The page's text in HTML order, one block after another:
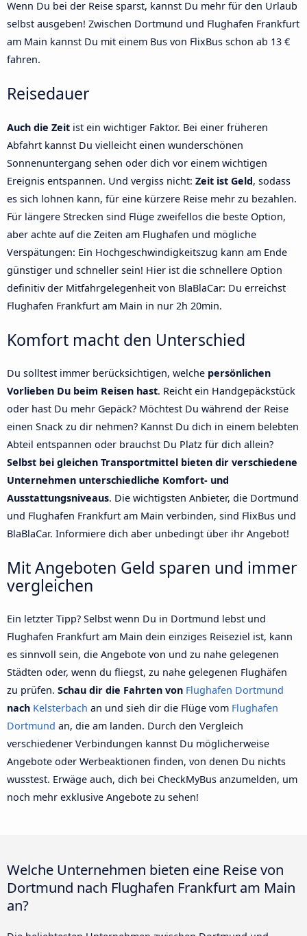
Wenn Du bei der Reise sparst, kannst Du mehr für den Urlaub
selbst ausgeben! Zwischen Dortmund und Flughafen Frankfurt
am Main kannst Du mit einem Bus von FlixBus schon ab 13 €
fahren.
Reisedauer
Auch die Zeit ist ein wichtiger Faktor. Bei einer früheren
Abfahrt kannst Du vielleicht einen wunderschönen
Sonnenuntergang sehen oder dich vor einem wichtigen
Ereignis entspannen. Und vergiss nicht: Zeit ist Geld, sodass
es sich lohnen kann, für eine kürzere Reise mehr zu bezahlen.
Für längere Strecken sind Flüge zweifellos die beste Option,
aber achte auf die Zeiten am Flughafen und mögliche
Verspätungen: Ein Hochgeschwindigkeitszug kann am Ende
günstiger und schneller sein! Hier ist die schnellere Option
definitiv der Mitfahrgelegenheit von BlaBlaCar: Du erreichst
Flughafen Frankfurt am Main in nur 2h 20min.
Komfort macht den Unterschied
Du solltest immer berücksichtigen, welche persönlichen
Vorlieben Du beim Reisen hast. Reicht ein Handgepäckstück
oder hast Du mehr Gepäck? Möchtest Du während der Reise
einen Snack zu dir nehmen? Kannst Du dich in einem belebten
Abteil entspannen oder brauchst Du Platz für dich allein?
Selbst bei gleichen Transportmittel bieten dir verschiedene
Unternehmen unterschiedliche Komfort- und
Ausstattungsniveaus. Die wichtigsten Anbieter, die Dortmund
und Flughafen Frankfurt am Main verbinden, sind FlixBus und
BlaBlaCar. Informiere dich aber unbedingt über ihr Angebot!
Mit Angeboten Geld sparen und immer
vergleichen
Ein letzter Tipp? Selbst wenn Du in Dortmund lebst und
Flughafen Frankfurt am Main dein einziges Reiseziel ist, kann
es sinnvoll sein, die Angebote von und zu nahe gelegenen
Städten oder, wenn du fliegst, zu nahe gelegenen Flughäfen
zu prüfen. Schau dir die Fahrten von Flughafen Dortmund
nach Kelsterbach an und sieh dir die Flüge vom Flughafen
Dortmund an, die am landen. Durch den Vergleich
verschiedener Verbindungen kannst Du möglicherweise
Angebote oder Werbeaktionen finden, von denen Du nichts
wusstest. Erwäge auch, dich bei CheckMyBus anzumelden, um
noch mehr exklusive Angebote zu sehen!
Welche Unternehmen bieten eine Reise von
Dortmund nach Flughafen Frankfurt am Main
an?